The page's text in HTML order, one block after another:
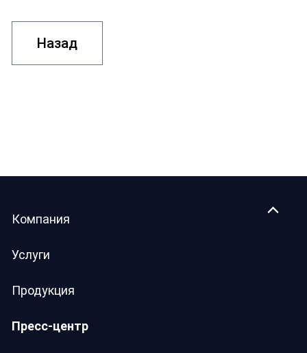
Назад
Компания
Услуги
Продукция
Пресс-центр